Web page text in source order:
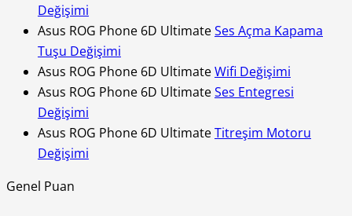
Değişimi
Asus ROG Phone 6D UltimateSes Açma Kapama
Tuşu Değişimi
Asus ROG Phone 6D UltimateWifi Değişimi
Asus ROG Phone 6D UltimateSes Entegresi
Değişimi
Asus ROG Phone 6D UltimateTitreşim Motoru
Değişimi
Genel Puan